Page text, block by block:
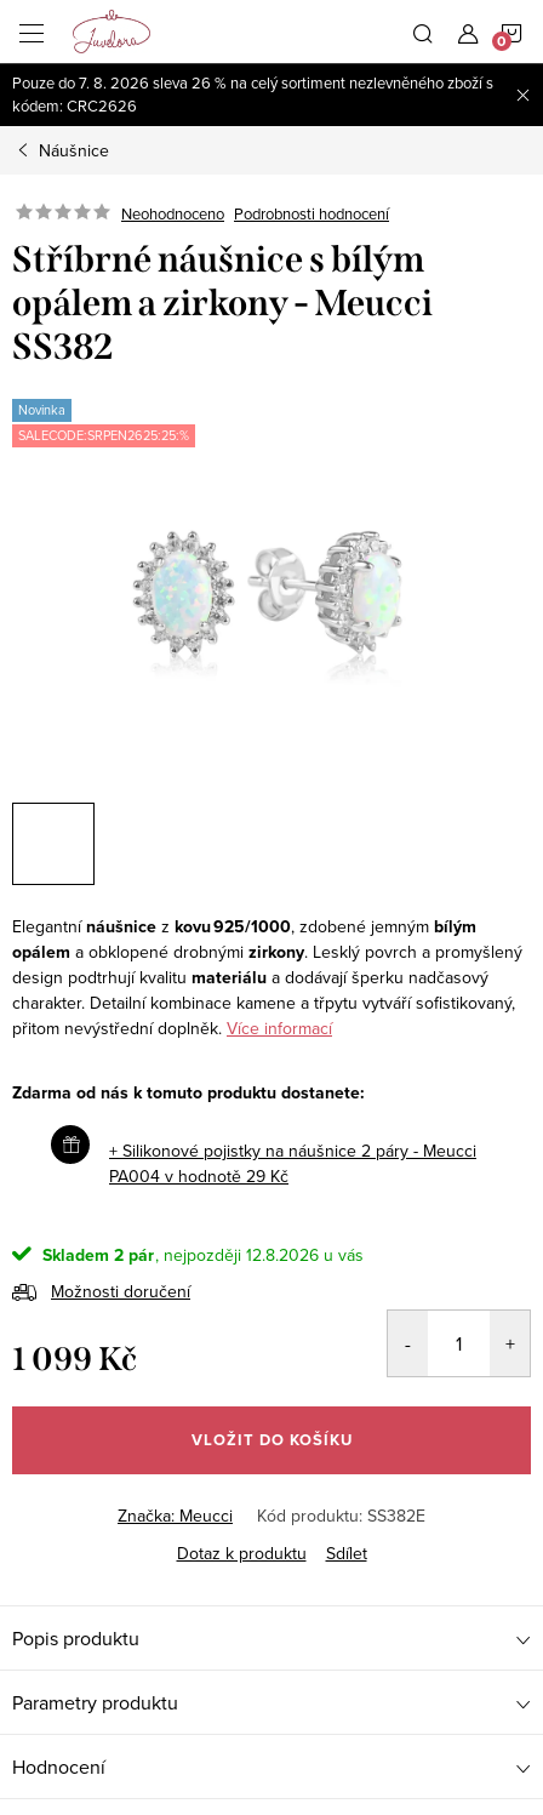
obsah
Pouze do 7. 8. 2026 sleva 26 % na celý sortiment nezlevněného zboží s
kódem: CRC2626
Náušnice
Neohodnoceno Podrobnosti hodnocení
Stříbrné náušnice s bílým
opálem a zirkony - Meucci
SS382
Novinka
SALECODE:SRPEN2625:25:%
Elegantnínáušnice z kovu 925/1000, zdobené jemným bílým
opálem a obklopené drobnými zirkony. Lesklý povrch a promyšlený
design podtrhují kvalitu materiálu a dodávají šperku nadčasový
charakter. Detailní kombinace kamene a třpytu vytváří sofistikovaný,
přitom nevýstřední doplněk. Více informací
Zdarma od nás k tomuto produktu dostanete:
+ Silikonové pojistky na náušnice 2 páry - Meucci
PA004 v hodnotě 29 Kč
Skladem 2 pár
12.8.2026
Možnosti doručení
1 099 Kč
cena:
VLOŽIT DO KOŠÍKU
Značka: Meucci Kód produktu: SS382E
Dotaz k produktu
Sdílet
Popis produktu
Parametry produktu
Hodnocení